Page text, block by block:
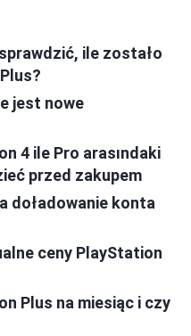
ile zostało
jest nowe
4 ile Pro arasındaki
przed zakupem
doładowanie konta
ceny PlayStation
Plus na miesiąc i czy